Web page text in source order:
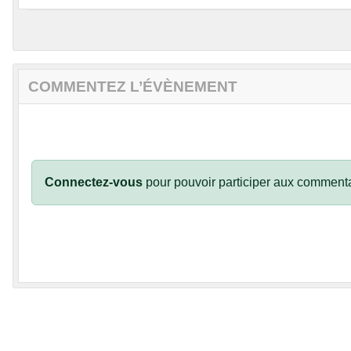
COMMENTEZ L’ÉVÈNEMENT
Connectez-vous pour pouvoir participer aux